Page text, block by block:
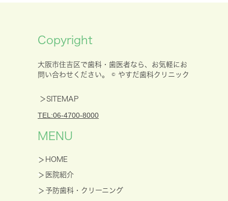
Copyright
大阪市住吉区で歯科・歯医者なら、お気軽にお
問い合わせください。 © やすだ歯科クリニック
＞SITEMAP
TEL:06-4700-8000
MENU
HOME
医院紹介
予防歯科・クリーニング